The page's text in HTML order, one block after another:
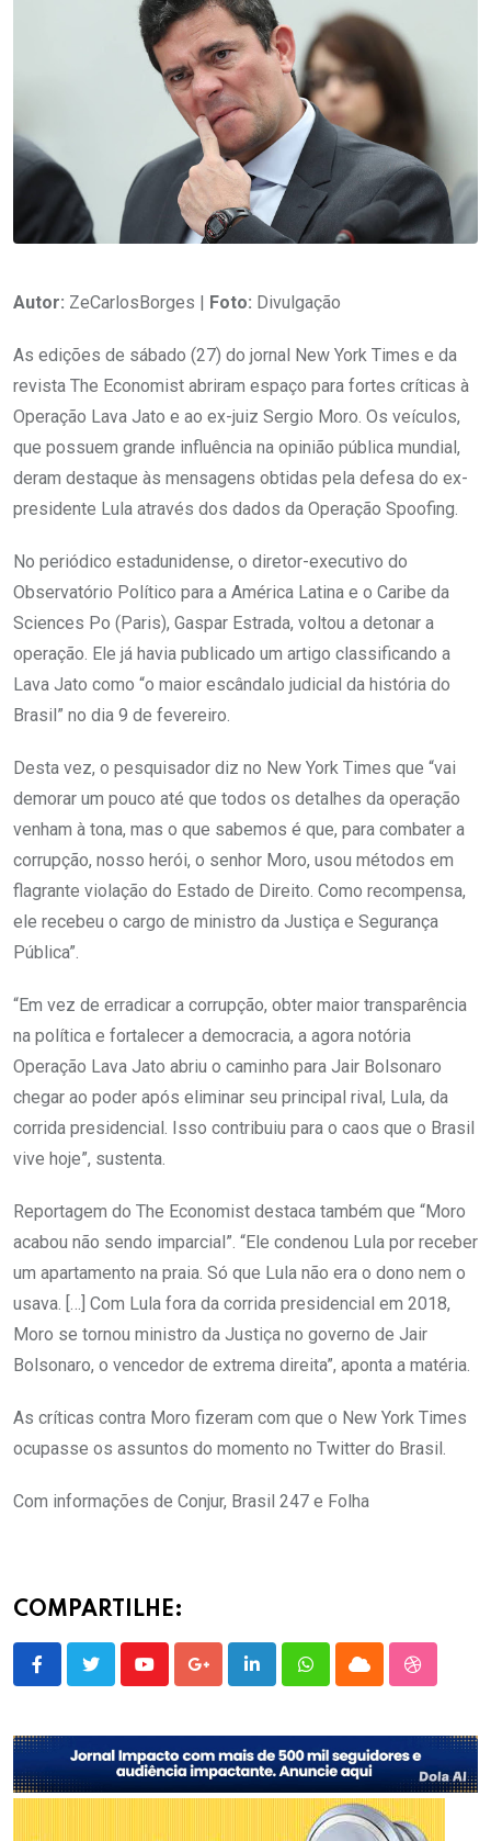
Autor: ZeCarlosBorges | Foto: Divulgação
As edições de sábado (27) do jornal New York Times e da
revista The Economist abriram espaço para fortes críticas à
Operação Lava Jato e ao ex-juiz Sergio Moro. Os veículos,
que possuem grande influência na opinião pública mundial,
deram destaque às mensagens obtidas pela defesa do ex-
presidente Lula através dos dados da Operação Spoofing.
No periódico estadunidense, o diretor-executivo do
Observatório Político para a América Latina e o Caribe da
Sciences Po (Paris), Gaspar Estrada, voltou a detonar a
operação. Ele já havia publicado um artigo classificando a
Lava Jato como “o maior escândalo judicial da história do
Brasil” no dia 9 de fevereiro.
Desta vez, o pesquisador diz no New York Times que “vai
demorar um pouco até que todos os detalhes da operação
venham à tona, mas o que sabemos é que, para combater a
corrupção, nosso herói, o senhor Moro, usou métodos em
flagrante violação do Estado de Direito. Como recompensa,
ele recebeu o cargo de ministro da Justiça e Segurança
Pública”.
“Em vez de erradicar a corrupção, obter maior transparência
na política e fortalecer a democracia, a agora notória
Operação Lava Jato abriu o caminho para Jair Bolsonaro
chegar ao poder após eliminar seu principal rival, Lula, da
corrida presidencial. Isso contribuiu para o caos que o Brasil
vive hoje”, sustenta.
Reportagem do The Economist destaca também que “Moro
acabou não sendo imparcial”. “Ele condenou Lula por receber
um apartamento na praia. Só que Lula não era o dono nem o
usava. […] Com Lula fora da corrida presidencial em 2018,
Moro se tornou ministro da Justiça no governo de Jair
Bolsonaro, o vencedor de extrema direita”, aponta a matéria.
As críticas contra Moro fizeram com que o New York Times
ocupasse os assuntos do momento no Twitter do Brasil.
Com informações de Conjur, Brasil 247 e Folha
COMPARTILHE:
YoutubeGoogle+LinkedInWhatsappCloud